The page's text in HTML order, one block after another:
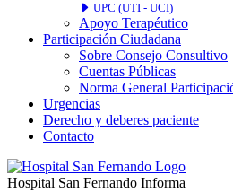
UPC (UTI - UCI)
Apoyo Terapéutico
Participación Ciudadana
Sobre Consejo Consultivo
Cuentas Públicas
Norma General
Urgencias
Derecho y deberes paciente
Contacto
Hospital San Fernando Informa